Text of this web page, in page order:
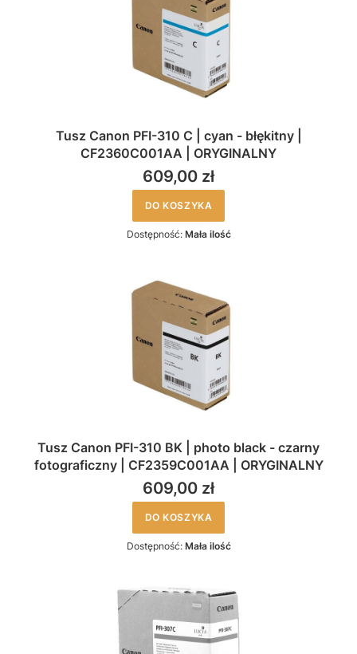
Tusz Canon PFI-310 C | cyan - błękitny |
CF2360C001AA | ORYGINALNY
609,00 zł
DO KOSZYKA
Dostępność: Mała ilość
Tusz Canon PFI-310 BK | photo black - czarny
fotograficzny | CF2359C001AA | ORYGINALNY
609,00 zł
DO KOSZYKA
Dostępność: Mała ilość